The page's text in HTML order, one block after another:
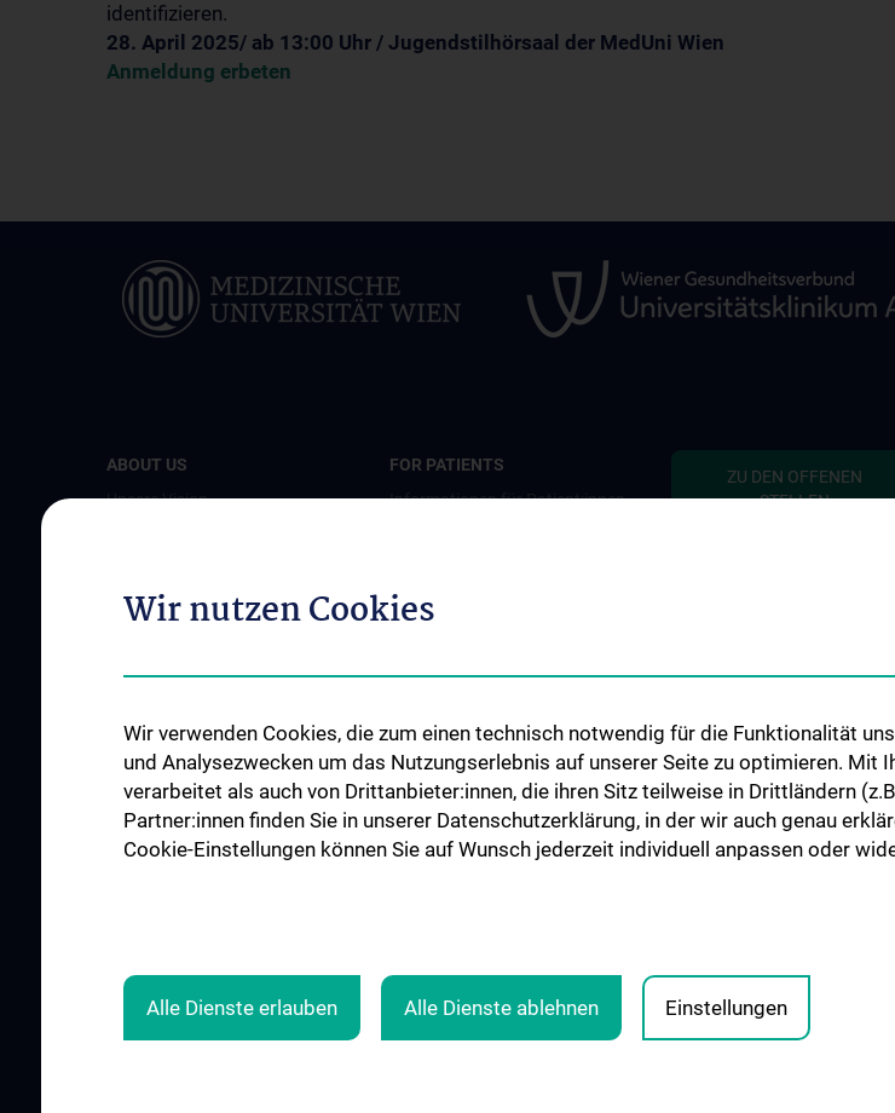
identifizieren.
28. April 2025/ ab 13:00 Uhr / Jugendstilhörsaal der MedUni Wien
Anmeldung erbeten
ABOUT US
Unsere Vision
Leitungsgremium
Unsere Partnerinstitutionen
CCII-Jahresberichte
News
Events
FOR PATIENTS
Informationen für Patient:innen
Impfen
ZU DEN OFFENEN
STELLEN
Wir nutzen Cookies
Wir verwenden Cookies, die zum einen technisch notwendig für die Funktionalität
und Analysezwecken um das Nutzungserlebnis auf unserer Seite zu optimieren. Mit
verarbeitet als auch von Drittanbieter:innen, die ihren Sitz teilweise in Drittländern
Partner:innen finden Sie in unserer Datenschutzerklärung, in der wir auch genau
Cookie-Einstellungen können Sie auf Wunsch jederzeit individuell anpassen oder
Alle Dienste erlauben Alle Dienste ablehnen Einstellungen